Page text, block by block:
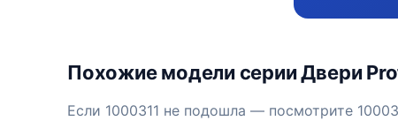
Похожие модели серии Двери
Если 1000311 не подошла — посмотрите